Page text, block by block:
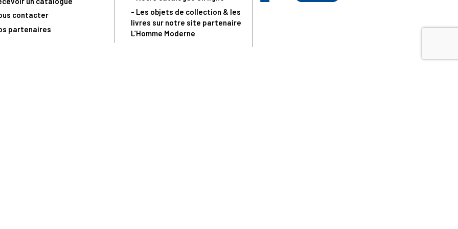
contacter
partenaires
- Les objets de collection & les
livres sur notre site partenaire
L’Homme Moderne